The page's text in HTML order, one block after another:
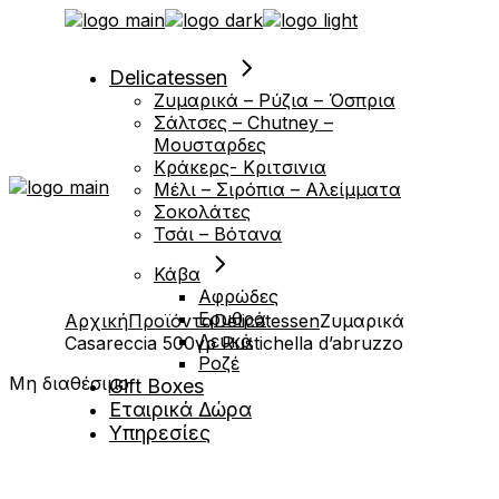
Μετάβαση
Delicatessen
Ζυμαρικά – Ρύζια – Όσπρια
Σάλτσες – Chutney –
Μουσταρδες
Κράκερς- Κριτσινια
Μέλι – Σιρόπια – Αλείμματα
Σοκολάτες
Τσάι – Βότανα
Κάβα
Αφρώδες
Ερυθρά
Λευκά
Ροζέ
Gift Boxes
Εταιρικά Δώρα
Υπηρεσίες
ΑρχικήΠροϊόνταDelicatessenΖυμαρικά
Casareccia 500γρ Rustichella d’abruzzo
Μη διαθέσιμο